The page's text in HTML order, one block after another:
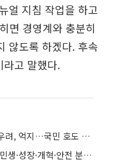
얼 지침 작업을 하고
면 경영계와 충분히
않도록 하겠다. 후속
라고 말했다.
한정애 “국민의힘 신용등급 추락 우려, 억지…국민 호도 말라”
한정애 “정기국회 중점 처리법안, 민생·성장·개혁·안전 분야”